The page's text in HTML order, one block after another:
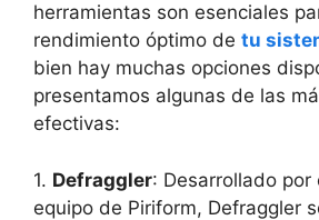
herramientas⁣ son esenciales
‌rendimiento óptimo de tu
bien hay muchas‌ opciones
presentamos algunas de las
efectivas:
1. Defraggler: Desarrollado por
equipo de Piriform, Defraggler